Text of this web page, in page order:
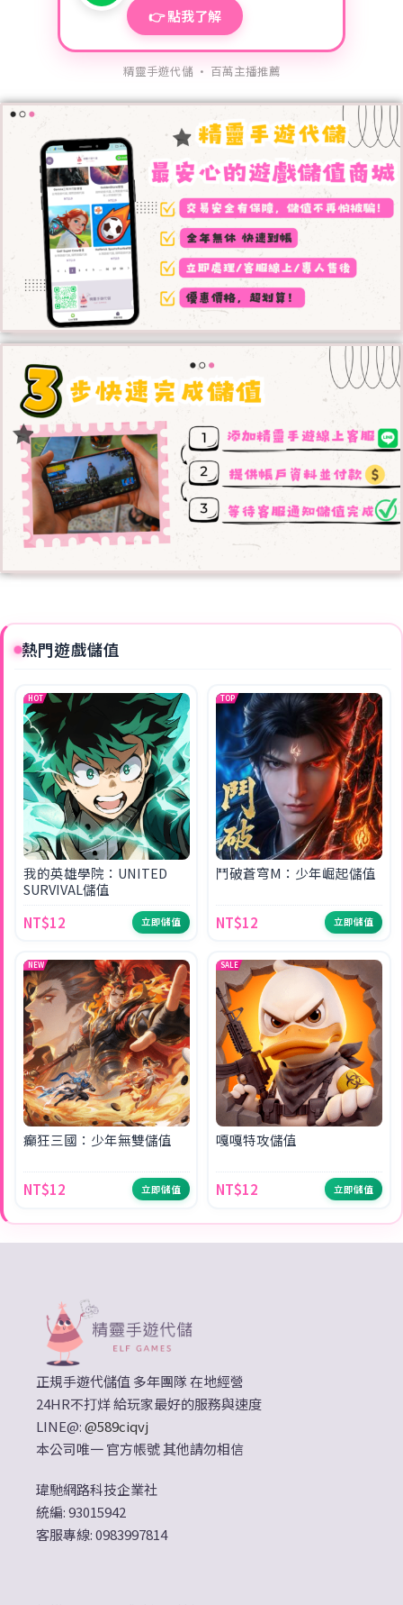
👉 點我了解
精靈手遊代儲 · 百萬主播推薦
熱門遊戲儲值
HOT
我的英雄學院：UNITED
SURVIVAL儲值
NT$12
立即儲值
TOP
鬥破蒼穹M：少年崛起儲值
NT$12 立即儲值
NEW
癲狂三國：少年無雙儲值
NT$12 立即儲值
SALE
嘎嘎特攻儲值
NT$12 立即儲值
正規手遊代儲值 多年團隊 在地經營
24HR不打烊 給玩家最好的服務與速度
LINE@:@589ciqvj
本公司唯一 官方帳號 其他請勿相信
瑋馳網路科技企業社
統編: 93015942
客服專線: 0983997814